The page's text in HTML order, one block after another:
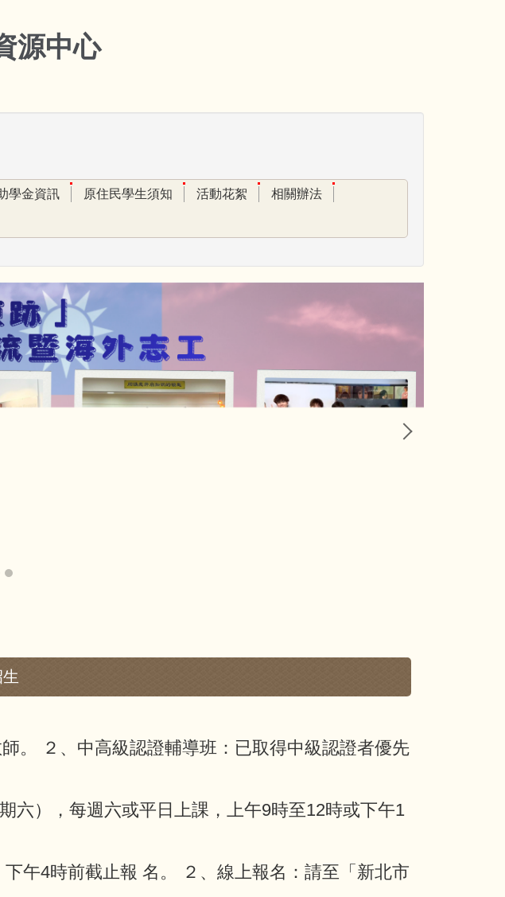
源中心
學金資訊 原住民學生須知 活動花絮 相關辦法
。 ２、中高級認證輔導班：已取得中級認證者優先
六），每週六或平日上課，上午9時至12時或下午1
午4時前截止報 名。 ２、線上報名：請至「新北市